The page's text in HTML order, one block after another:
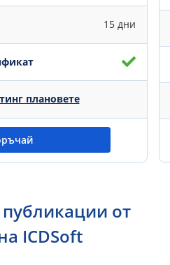
15 дни
плановете
от
ICDSoft